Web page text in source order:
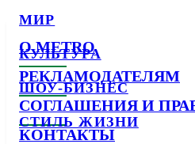
МИР
КУЛЬТУРА
ШОУ-БИЗНЕС
СТИЛЬ ЖИЗНИ
О METRO
РЕКЛАМОДАТЕЛЯМ
СОГЛАШЕНИЯ И
КОНТАКТЫ